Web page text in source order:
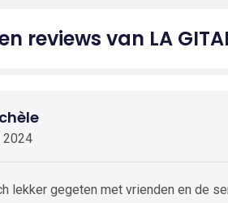
reviews van LA
2024
lekker gegeten met vrienden en de